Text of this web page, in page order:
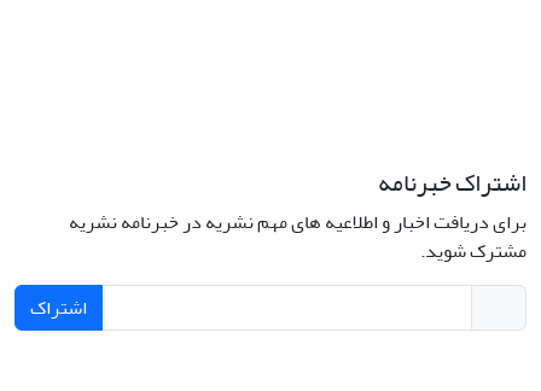
اشتراک خبرنامه
برای دریافت اخبار و اطلاعیه های مهم نشریه در خبرنامه نشریه
مشترک شوید.
اشتراک